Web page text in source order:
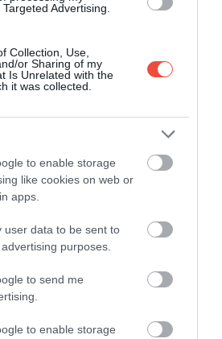
Advertising.
Collection, Use,
or Sharing of my
Is Unrelated with the
it was collected.
to enable storage
like cookies on web or
apps.
user data to be sent to
purposes.
to send me
to enable storage
Foto: Shutterstock
este, de secole, unul dintre